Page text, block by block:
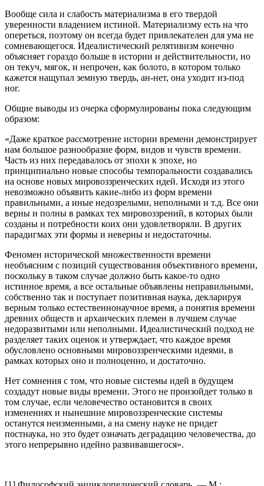
Вообще сила и слабость материализма в его твердой
уверенности владением истиной. Материализму есть на что
опереться, поэтому он всегда будет привлекателен для ума не
сомневающегося. Идеалистический релятивизм конечно
объясняет гораздо больше в истории и действительности, но
он текуч, мягок, и непрочен, как болото, в котором только
кажется нащупал земную твердь, ан-нет, она уходит из-под
ног.
Общие выводы из очерка сформулированы пока следующим
образом:
«Даже краткое рассмотрение истории времени демонстрирует
нам большое разнообразие форм, видов и чувств времени.
Часть из них передавалось от эпохи к эпохе, но
принципиально новые способы темпоральности создавались
на основе новых мировоззренческих идей. Исходя из этого
невозможно объявить какие-либо из форм времени
правильными, а иные недозрелыми, неполными и т.д. Все они
верны и полны в рамках тех мировоззрений, в которых были
созданы и потребности коих они удовлетворяли. В других
парадигмах эти формы и неверны и недостаточны.
Феномен исторической множественности времени
необъясним с позиций существования объективного времени,
поскольку в таком случае должно быть какое-то одно
истинное время, а все остальные объявлены неправильными,
собственно так и поступает позитивная наука, декларируя
верным только естественнонаучное время, а понятия времени
древних обществ и архаических племен в лучшем случае
недоразвитыми или неполными. Идеалистический подход не
разделяет таких оценок и утверждает, что каждое время
обусловлено основными мировоззренческими идеями, в
рамках которых оно и полноценно, и достаточно.
Нет сомнения с том, что новые системы идей в будущем
создадут новые виды времени. Этого не произойдет только в
том случае, если человечество остановится в своих
изменениях и нынешние мировоззренческие системы
останутся неизменными, а на смену науке не придет
постнаука, но это будет означать деградацию человечества, до
этого непрерывно идейно развивавшегося».